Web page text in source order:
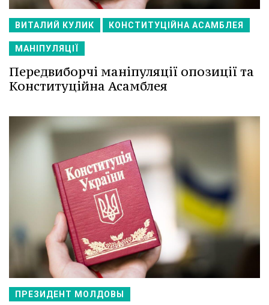
ВИТАЛИЙ КУЛИК КОНСТИТУЦІЙНА АСАМБЛЕЯ
МАНІПУЛЯЦІЇ
Передвиборчі маніпуляції опозиції та
Конституційна Асамблея
ПРЕЗИДЕНТ МОЛДОВЫ